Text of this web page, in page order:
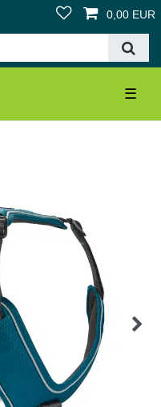
0,00 EUR
☰